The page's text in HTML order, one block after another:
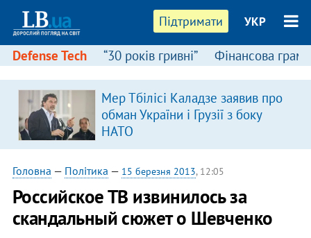
Підтримати УКР
Defense Tech “30 років гривні” Фінансова
Мер Тбілісі Каладзе заявив про
обман України і Грузії з боку
НАТО
Головна — Політика — 15 березня 2013, 12:05
Российское ТВ извинилось за
скандальный сюжет о Шевченко